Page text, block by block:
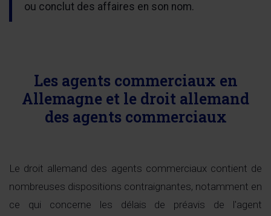
ou conclut des affaires en son nom.
Les agents commerciaux en
Allemagne et le droit allemand
des agents commerciaux
Le droit allemand des agents commerciaux contient de
nombreuses dispositions contraignantes, notamment en
ce qui concerne les délais de préavis de l'agent